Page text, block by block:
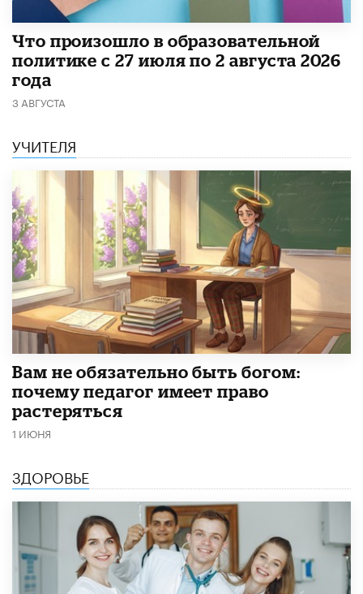
​Что произошло в образовательной
политике с 27 июля по 2 августа 2026
года
3 АВГУСТА
УЧИТЕЛЯ
​Вам не обязательно быть богом:
почему педагог имеет право
растеряться
1 ИЮНЯ
ЗДОРОВЬЕ